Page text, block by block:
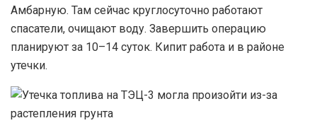
Амбарную. Там сейчас круглосуточно работают
спасатели, очищают воду. Завершить операцию
планируют за 10–14 суток. Кипит работа и в районе
утечки.